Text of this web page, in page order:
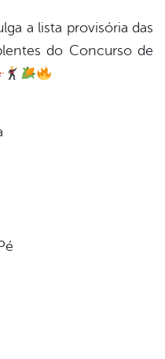
a lista provisória das
do Concurso de